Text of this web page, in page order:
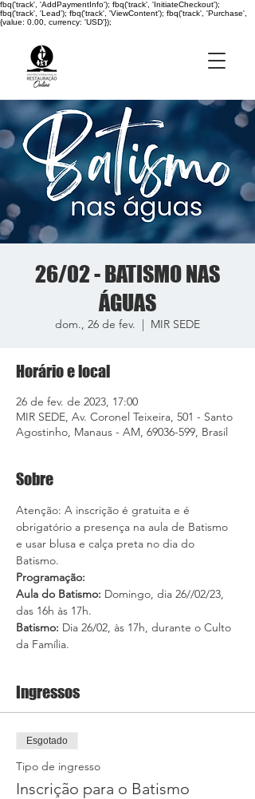
fbq('track', 'AddPaymentInfo'); fbq('track', 'InitiateCheckout');
fbq('track', 'Lead'); fbq('track', 'ViewContent'); fbq('track', 'Purchase',
{value: 0.00, currency: 'USD'});
26/02 - BATISMO NAS
ÁGUAS
dom., 26 de fev.
  |
MIR SEDE
Horário e local
26 de fev. de 2023, 17:00
MIR SEDE, Av. Coronel Teixeira, 501 - Santo
Agostinho, Manaus - AM, 69036-599, Brasil
Sobre
Atenção: A inscrição é gratuita e é
obrigatório a presença na aula de Batismo
e usar blusa e calça preta no dia do
Batismo.
Programação:
Aula do Batismo: Domingo, dia 26//02/23,
das 16h às 17h.
Batismo: Dia 26/02, às 17h, durante o Culto
da Família.
Ingressos
Esgotado
Tipo de ingresso
Inscrição para o Batismo